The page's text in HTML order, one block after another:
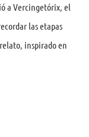
a Vercingetórix, el
las etapas
inspirado en